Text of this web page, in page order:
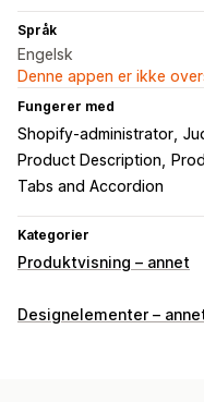
Språk
Engelsk
Denne appen er ikke
Fungerer med
Shopify-administrator
Product Description
Tabs and Accordion
Kategorier
Produktvisning – annet
Designelementer –